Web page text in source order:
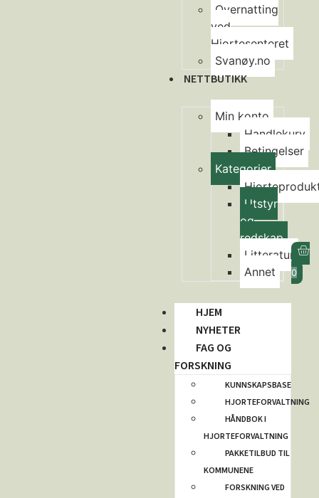
Overnatting
ved
Hjortesenteret
Svanøy.no
NETTBUTIKK
Min konto
Handlekurv
Betingelser
Kategorier
Utstyr
og
redskap
Litteratur
Annet
HJEM
NYHETER
FAG OG
FORSKNING
KUNNSKAPSBASE
HJORTEFORVALTNING
HÅNDBOK I
HJORTEFORVALTNING
PAKKETILBUD TIL
KOMMUNENE
FORSKNING VED
0